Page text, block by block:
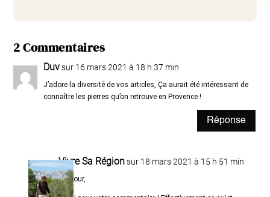
2 Commentaires
Duv sur 16 mars 2021 à 18 h 37 min
J’adore la diversité de vos articles, Ça aurait été intéressant de
connaître les pierres qu’on retrouve en Provence !
Réponse
Vivre Sa Région sur 18 mars 2021 à 15 h 51 min
Bonjour,